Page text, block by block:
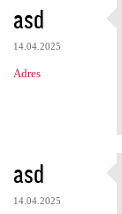
asd
14.04.2025
Adres
asd
14.04.2025